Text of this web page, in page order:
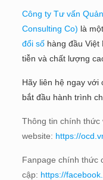
Công ty Tư vấn
Consulting Co) là
đổi sốhàng đầu Việt
tiễn và chất lượng
Hãy liên hệ ngay
bắt đầu hành trình
Thông tin chính thức
website: https://
Fanpage chính thức
cập: https://